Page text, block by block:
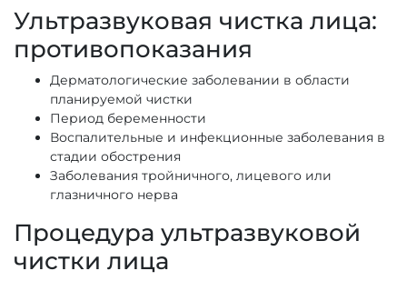
Ультразвуковая чистка лица:
противопоказания
Дерматологические заболевании в области
планируемой чистки
Период беременности
Воспалительные и инфекционные заболевания в
стадии обострения
Заболевания тройничного, лицевого или
глазничного нерва
Процедура ультразвуковой
чистки лица